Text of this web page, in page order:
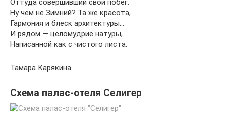
Ну чем не Зимний? Та же красота,
Гармония и блеск архитектуры…
И рядом — целомудрие натуры,
Написанной как с чистого листа.
Тамара Карякина
Схема палас-отеля Селигер